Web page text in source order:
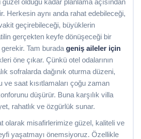
Herkesin aynı anda rahat edebileceği,
geçirebileceği, büyüklerin
gerçekten keyfe dönüşeceği bir
Tam burada geniş aileler için
öne çıkar. Çünkü otel odalarının
sofralarda dağınık oturma düzeni,
ve saat kısıtlamaları çoğu zaman
düşürür. Buna karşılık villa
rahatlık ve özgürlük sunar.
olarak misafirlerimize güzel, kaliteli ve
yaşatmayı önemsiyoruz. Özellikle